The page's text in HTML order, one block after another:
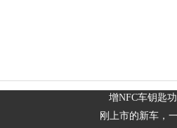
增NFC车钥匙
刚上市的新车，